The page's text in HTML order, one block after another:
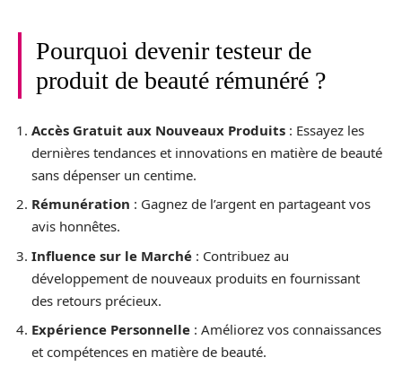
Pourquoi devenir testeur de
produit de beauté rémunéré ?
Accès Gratuit aux Nouveaux Produits : Essayez les
dernières tendances et innovations en matière de beauté
sans dépenser un centime.
Rémunération : Gagnez de l’argent en partageant vos
avis honnêtes.
Influence sur le Marché : Contribuez au
développement de nouveaux produits en fournissant
des retours précieux.
Expérience Personnelle : Améliorez vos connaissances
et compétences en matière de beauté.